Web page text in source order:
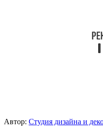
Автор: Студия дизайна и